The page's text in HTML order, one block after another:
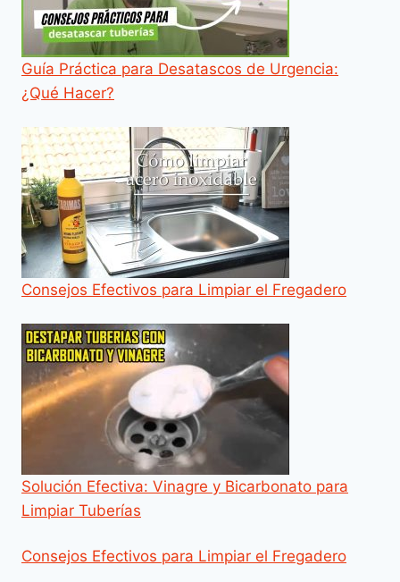
Guía Práctica para Desatascos de Urgencia:
¿Qué Hacer?
Consejos Efectivos para Limpiar el Fregadero
Solución Efectiva: Vinagre y Bicarbonato para
Limpiar Tuberías
Consejos Efectivos para Limpiar el Fregadero